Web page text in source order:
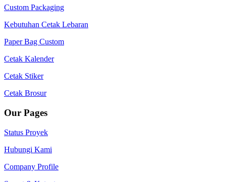
Custom Packaging
Kebutuhan Cetak Lebaran
Paper Bag Custom
Cetak Kalender
Cetak Stiker
Cetak Brosur
Our Pages
Status Proyek
Hubungi Kami
Company Profile